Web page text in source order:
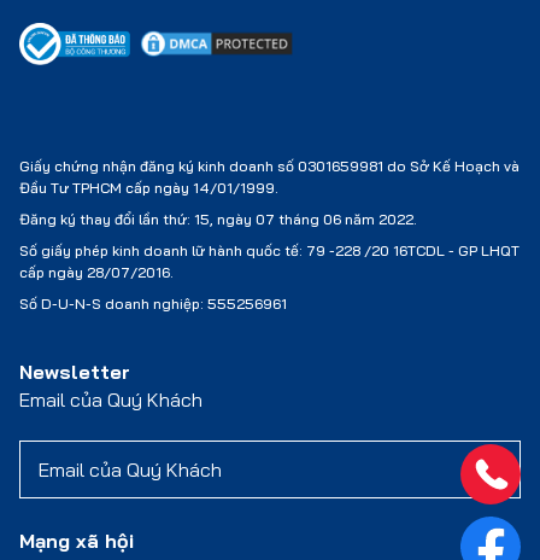
Giấy chứng nhận đăng ký kinh doanh số 0301659981 do Sở Kế Hoạch và
Đầu Tư TPHCM cấp ngày 14/01/1999.
Đăng ký thay đổi lần thứ: 15, ngày 07 tháng 06 năm 2022.
Số giấy phép kinh doanh lữ hành quốc tế: 79 -228 /20 16TCDL - GP LHQT
cấp ngày 28/07/2016.
Số D-U-N-S doanh nghiệp: 555256961
Newsletter
Email của Quý Khách
Mạng xã hội